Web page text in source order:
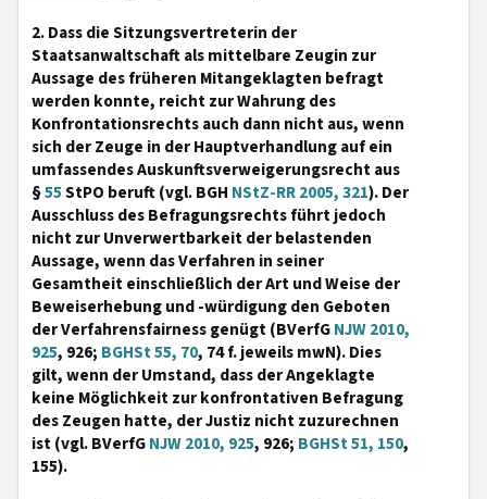
2. Dass die Sitzungsvertreterin der
Staatsanwaltschaft als mittelbare Zeugin zur
Aussage des früheren Mitangeklagten befragt
werden konnte, reicht zur Wahrung des
Konfrontationsrechts auch dann nicht aus, wenn
sich der Zeuge in der Hauptverhandlung auf ein
umfassendes Auskunftsverweigerungsrecht aus
§55StPO beruft (vgl. BGH NStZ-RR 2005, 321). Der
Ausschluss des Befragungsrechts führt jedoch
nicht zur Unverwertbarkeit der belastenden
Aussage, wenn das Verfahren in seiner
Gesamtheit einschließlich der Art und Weise der
Beweiserhebung und -würdigung den Geboten
der Verfahrensfairness genügt (BVerfGNJW 2010,
925, 926; BGHSt 55, 70, 74 f. jeweils mwN). Dies
gilt, wenn der Umstand, dass der Angeklagte
keine Möglichkeit zur konfrontativen Befragung
des Zeugen hatte, der Justiz nicht zuzurechnen
ist (vgl. BVerfGNJW 2010, 925, 926; BGHSt 51, 150,
155).